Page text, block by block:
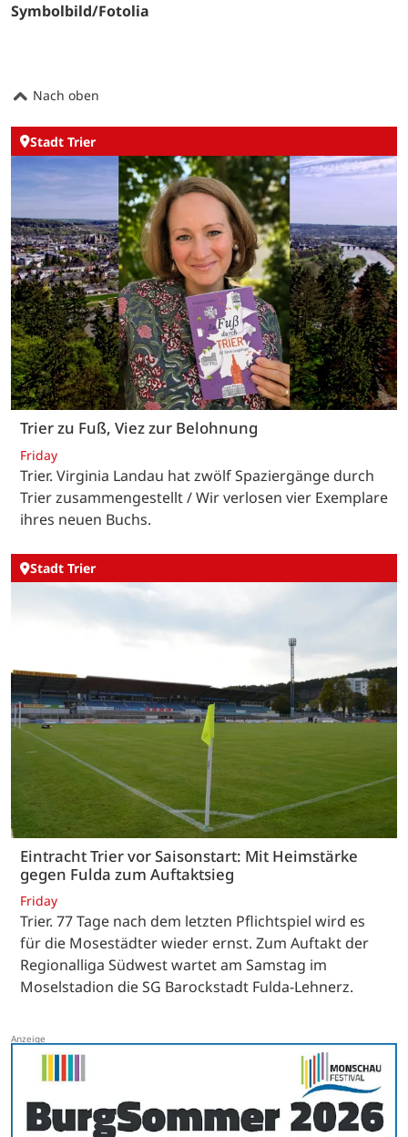
Symbolbild/Fotolia
Nach oben
Stadt Trier
Trier zu Fuß, Viez zur Belohnung
Friday
Trier. Virginia Landau hat zwölf Spaziergänge durch
Trier zusammengestellt / Wir verlosen vier Exemplare
ihres neuen Buchs.
Stadt Trier
Eintracht Trier vor Saisonstart: Mit Heimstärke
gegen Fulda zum Auftaktsieg
Friday
Trier. 77 Tage nach dem letzten Pflichtspiel wird es
für die Mosestädter wieder ernst. Zum Auftakt der
Regionalliga Südwest wartet am Samstag im
Moselstadion die SG Barockstadt Fulda-Lehnerz.